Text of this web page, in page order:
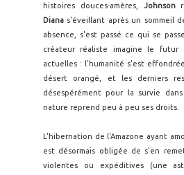
histoires douces-amères, Johnson
Diana s'éveillant après un sommeil
absence, s'est passé ce qui se
créateur réaliste imagine le futur
actuelles : l'humanité s'est
désert orangé, et les derniers
désespérément pour la survie
nature reprend peu à peu ses droits.
L'hibernation de l'Amazone ayant
est désormais obligée de s'en
violentes ou expéditives (une